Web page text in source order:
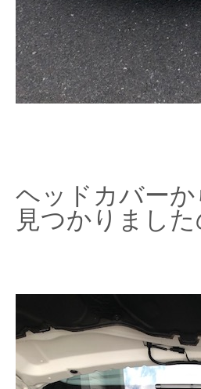
ヘッドカバー
見つかりまし